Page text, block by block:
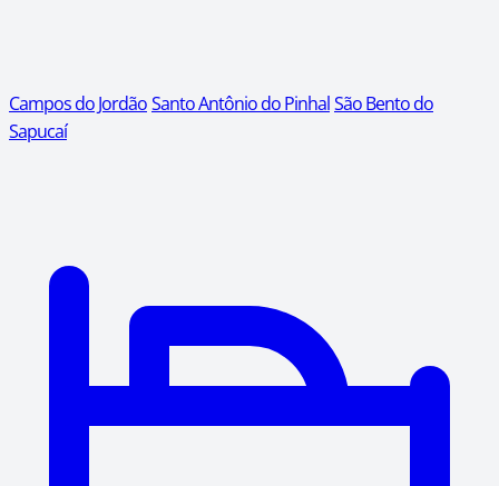
Campos do JordãoSanto Antônio do PinhalSão Bento do
Sapucaí